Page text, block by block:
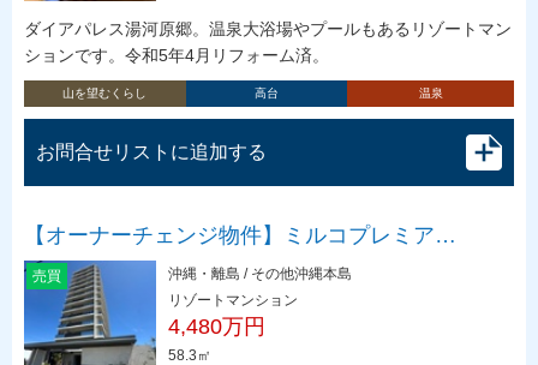
ダイアパレス湯河原郷。温泉大浴場やプールもあるリゾートマン
ションです。令和5年4月リフォーム済。
山を望むくらし 高台 温泉
お問合せリストに追加する
【オーナーチェンジ物件】ミルコプレミア…
売買
沖縄・離島 / その他沖縄本島
リゾートマンション
4,480万円
58.3㎡